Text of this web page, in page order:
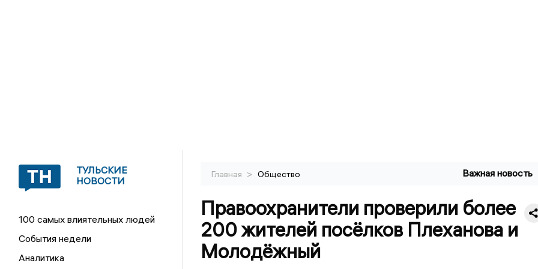
ТУЛЬСКИЕ
НОВОСТИ
100 самых влиятельных людей
События недели
Аналитика
Главная > Общество Важная новость
Правоохранители проверили более
200 жителей посёлков Плеханова и
Молодёжный